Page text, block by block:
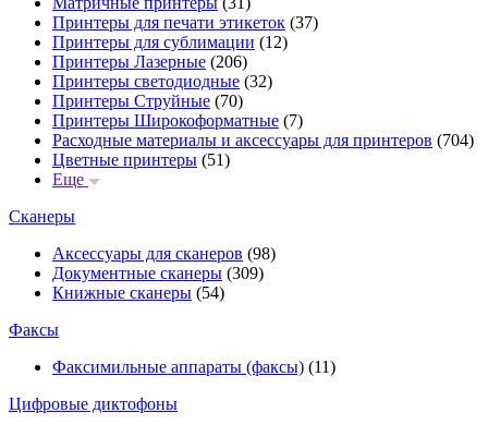
Принтеры для печати этикеток (37)
Принтеры для сублимации (12)
Принтеры Лазерные (206)
Принтеры светодиодные (32)
Принтеры Струйные (70)
Принтеры Широкоформатные (7)
Расходные материалы и аксессуары для принтеров (704)
Цветные принтеры (51)
Еще
Сканеры
Аксессуары для сканеров (98)
Документные сканеры (309)
Книжные сканеры (54)
Факсы
Факсимильные аппараты (факсы) (11)
Цифровые диктофоны